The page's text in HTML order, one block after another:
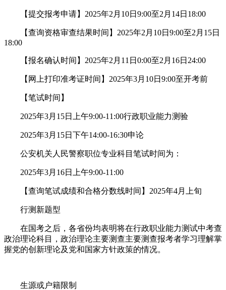
【提交报考申请】2025年2月10日9:00至2月14日18:00
【查询资格审查结果时间】2025年2月10日9:00至2月15日
18:00
【报名确认时间】2025年2月11日0:00至2月16日24:00
【网上打印准考证时间】2025年3月10日9:00至开考前
【笔试时间】
2025年3月15日上午9:00-11:00行政职业能力测验
2025年3月15日下午14:00-16:30申论
公安机关人民警察职位专业科目笔试时间为：
2025年3月16日上午9:00-11:00
【查询笔试成绩和合格分数线时间】2025年4月上旬
行测新题型
在国考之后，各省份均表明将在行政职业能力测试中考查
政治理论科目，政治理论主要测查主要测查报考者学习理解掌
握党的创新理论及党和国家方针政策的情况。
生源或户籍限制